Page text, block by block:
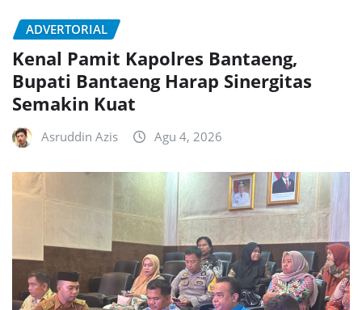
ADVERTORIAL
Kenal Pamit Kapolres Bantaeng,
Bupati Bantaeng Harap Sinergitas
Semakin Kuat
Asruddin Azis Agu 4, 2026